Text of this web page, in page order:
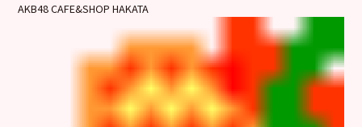
AKB48 CAFE&SHOP HAKATA